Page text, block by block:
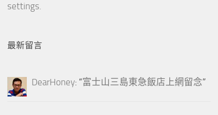
settings.
最新留言
DearHoney: “富士山三島東急飯店上網留念”